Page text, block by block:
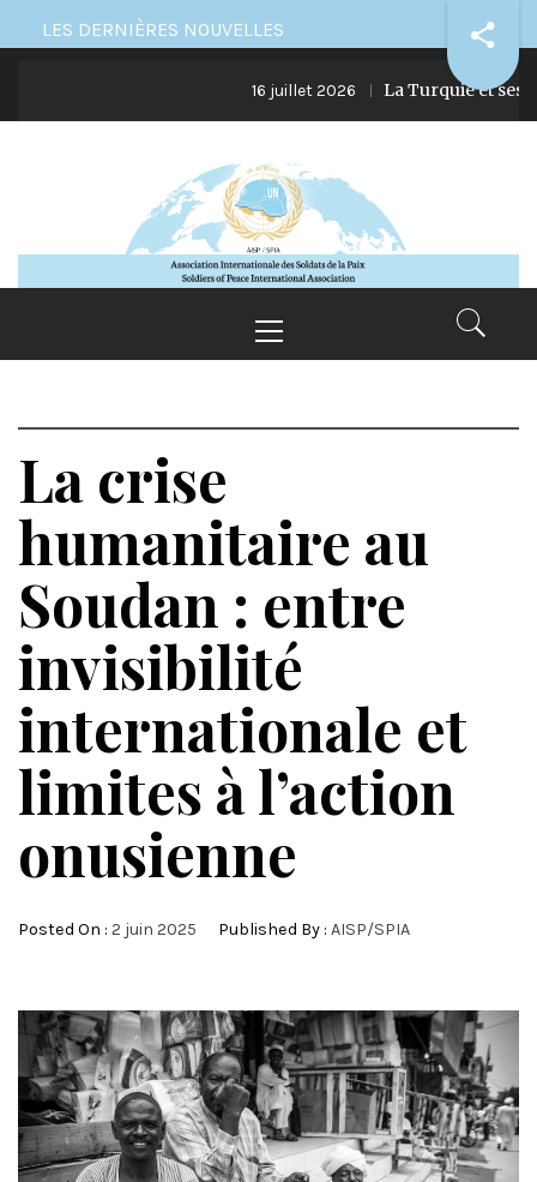
Skip
to
LES DERNIÈRES NOUVELLES
16 juillet 2026 La Turquie et ses
Menu
La crise
humanitaire au
Soudan : entre
invisibilité
internationale et
limites à l’action
onusienne
Posted On : 2 juin 2025 Published By : AISP/SPIA